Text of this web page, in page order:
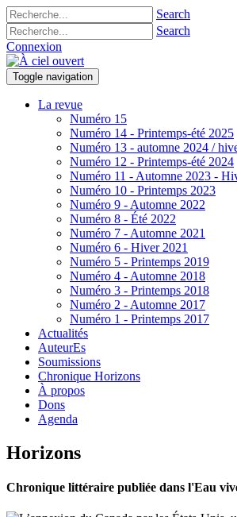
Search
Search
Connexion
Toggle navigation
La revue
Numéro 15
Numéro 14 - Printemps-été 2025
Numéro 13 - automne 2024 /
Numéro 12 - Printemps-été 2024
Numéro 11 - Automne 2023 -
Numéro 10 - Printemps 2023
Numéro 9 - Automne 2022
Numéro 8 - Été 2022
Numéro 7 - Automne 2021
Numéro 6 - Hiver 2021
Numéro 5 - Printemps 2019
Numéro 4 - Automne 2018
Numéro 3 - Printemps 2018
Numéro 2 - Automne 2017
Numéro 1 - Printemps 2017
Actualités
AuteurEs
Soumissions
Chronique Horizons
À propos
Dons
Agenda
Horizons
Chronique littéraire publiée dans l'Eau